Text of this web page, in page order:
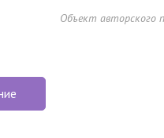
Объект авторского